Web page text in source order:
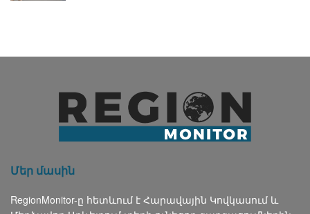
Մեր մասին
RegionMonitor-ը հետևում է Հարավային Կովկասում և